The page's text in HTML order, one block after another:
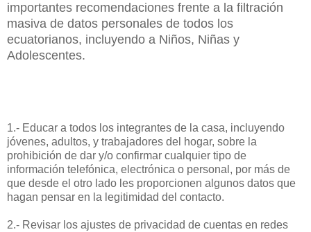
importantes recomendaciones frente a la filtración
masiva de datos personales de todos los
ecuatorianos, incluyendo a Niños, Niñas y
Adolescentes.
1.- Educar a todos los integrantes de la casa, incluyendo
jóvenes, adultos, y trabajadores del hogar, sobre la
prohibición de dar y/o confirmar cualquier tipo de
información telefónica, electrónica o personal, por más de
que desde el otro lado les proporcionen algunos datos que
hagan pensar en la legitimidad del contacto.
2.- Revisar los ajustes de privacidad de cuentas en redes